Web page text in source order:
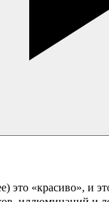
это «красиво», и